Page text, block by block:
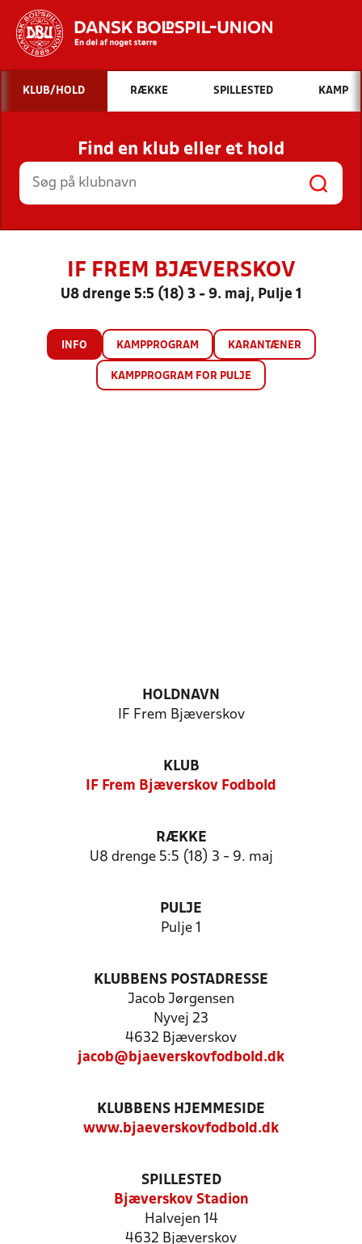
Hvad vil du søge efter?
INDHOLD OG NYHEDER
STILLINGER, RESULTATER, KLUBBER OG
HOLD
KLUB/HOLD RÆKKE SPILLESTED KAMP
Find en klub eller et hold
IF FREM BJÆVERSKOV
U8 drenge 5:5 (18) 3 - 9. maj, Pulje 1
INFO KAMPPROGRAM KARANTÆNER
KAMPPROGRAM FOR PULJE
HOLDNAVN
IF Frem Bjæverskov
KLUB
IF Frem Bjæverskov Fodbold
RÆKKE
U8 drenge 5:5 (18) 3 - 9. maj
PULJE
Pulje 1
KLUBBENS POSTADRESSE
Jacob Jørgensen
Nyvej 23
4632 Bjæverskov
jacob@bjaeverskovfodbold.dk
KLUBBENS HJEMMESIDE
www.bjaeverskovfodbold.dk
SPILLESTED
Bjæverskov Stadion
Halvejen 14
4632 Bjæverskov